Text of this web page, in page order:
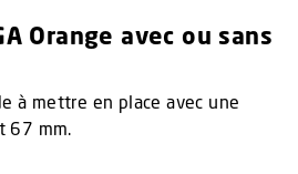
Orange avec ou sans
à mettre en place avec une
67 mm.